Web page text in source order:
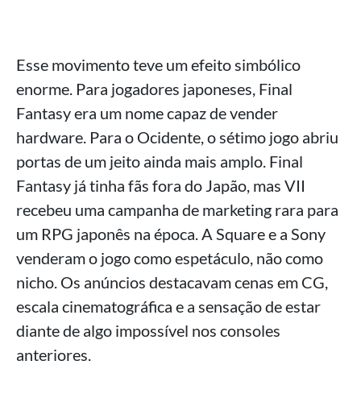
Esse movimento teve um efeito simbólico
enorme. Para jogadores japoneses, Final
Fantasy era um nome capaz de vender
hardware. Para o Ocidente, o sétimo jogo abriu
portas de um jeito ainda mais amplo. Final
Fantasy já tinha fãs fora do Japão, mas VII
recebeu uma campanha de marketing rara para
um RPG japonês na época. A Square e a Sony
venderam o jogo como espetáculo, não como
nicho. Os anúncios destacavam cenas em CG,
escala cinematográfica e a sensação de estar
diante de algo impossível nos consoles
anteriores.